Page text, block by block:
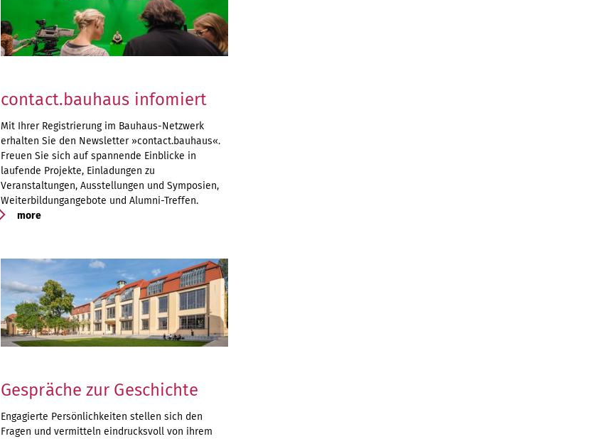
contact.bauhaus infomiert
Mit Ihrer Registrierung im Bauhaus-Netzwerk
erhalten Sie den Newsletter »contact.bauhaus«.
Freuen Sie sich auf spannende Einblicke in
laufende Projekte, Einladungen zu
Veranstaltungen, Ausstellungen und Symposien,
Weiterbildungangebote und Alumni-Treffen.
more
Gespräche zur Geschichte
Engagierte Persönlichkeiten stellen sich den
Fragen und vermitteln eindrucksvoll von ihrem